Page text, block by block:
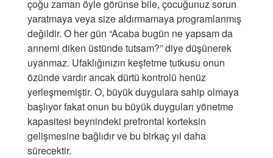
çoğu zaman öyle görünse bile, çocuğunuz sorun
yaratmaya veya size aldırmamaya programlanmış
değildir. O her gün “Acaba bugün ne yapsam da
annemi diken üstünde tutsam?” diye düşünerek
uyanmaz. Ufaklığınızın keşfetme tutkusu onun
özünde vardır ancak dürtü kontrolü henüz
yerleşmemiştir. O, büyük duygulara sahip olmaya
başlıyor fakat onun bu büyük duyguları yönetme
kapasitesi beynindeki prefrontal korteksin
gelişmesine bağlıdır ve bu birkaç yıl daha
sürecektir.